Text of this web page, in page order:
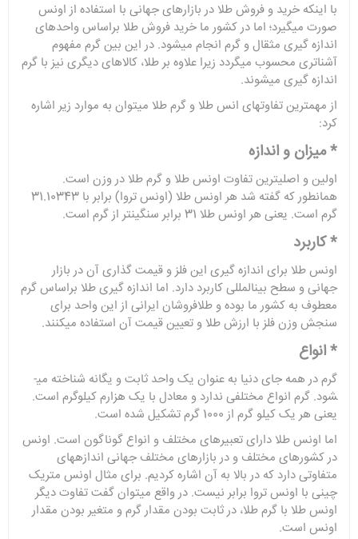
با اینکه خرید و فروش طلا در بازارهای جهانی با استفاده از اونس
صورت می­گیرد؛ اما در کشور ما خرید فروش طلا براساس واحدهای
اندازه گیری مثقال و گرم انجام می­شود. در این بین گرم مفهوم
آشناتری محسوب می­گردد زیرا علاوه بر طلا، کالاهای دیگری نیز با گرم
اندازه گیری می­شوند.
از مهمترین تفاوت­های انس طلا و گرم طلا می­توان به موارد زیر اشاره
کرد:
* میزان و اندازه
اولین و اصلی­ترین تفاوت اونس طلا و گرم طلا در وزن است.
همانطور که گفته شد هر اونس طلا (اونس تروا) برابر با 31.10343
گرم است. یعنی هر اونس طلا 31 برابر سنگین­تر از گرم است.
* کاربرد
اونس طلا برای اندازه گیری این فلز و قیمت گذاری آن در بازار
جهانی و سطح بین­المللی کاربرد دارد. اما اندازه گیری طلا براساس گرم
معطوف به کشور ما بوده و طلافروشان ایرانی از این واحد برای
سنجش وزن فلز با ارزش طلا و تعیین قیمت آن استفاده می­کنند.
* انواع
گرم در همه جای دنیا به عنوان یک واحد ثابت و یگانه شناخته می­
شود. گرم انواع مختلفی ندارد و معادل با یک هزارم کیلوگرم است.
یعنی هر یک کیلو گرم از 1000 گرم تشکیل شده است.
اما اونس طلا دارای تعبیرهای مختلف و انواع گوناگون است. اونس
در کشورهای مختلف و در بازارهای مختلف جهانی اندازه­های
متفاوتی دارد که در بالا به آن اشاره کردیم. برای مثال اونس متریک
چینی با اونس تروا برابر نیست. در واقع می­توان گفت تفاوت دیگر
اونس طلا با گرم طلا، در ثابت بودن مقدار گرم و متغیر بودن مقدار
اونس است.